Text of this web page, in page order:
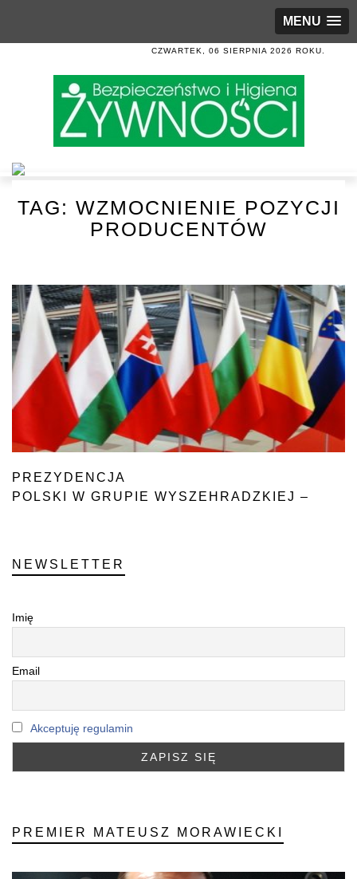
MENU
CZWARTEK, 06 SIERPNIA 2026 ROKU.
TAG: WZMOCNIENIE POZYCJI
PRODUCENTÓW
PREZYDENCJA
POLSKI W GRUPIE WYSZEHRADZKIEJ –
NEWSLETTER
Imię
Email
Akceptuję regulamin
PREMIER MATEUSZ MORAWIECKI